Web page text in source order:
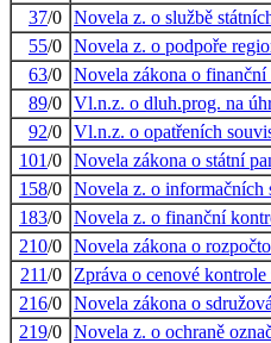
37/0 Novela z. o službě
55/0 Novela z. o podpoře
63/0 Novela zákona o
89/0 Vl.n.z. o dluh.prog. na
92/0 Vl.n.z. o opatřeních
101/0 Novela zákona o státní
158/0 Novela z. o informačních
183/0 Novela z. o finanční
210/0 Novela zákona o
211/0
Zpráva o cenové
216/0 Novela zákona o
219/0 Novela z. o ochraně